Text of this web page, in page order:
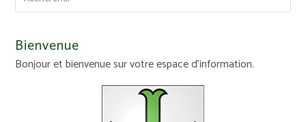
Bienvenue
Bonjour et bienvenue sur votre espace d'information.